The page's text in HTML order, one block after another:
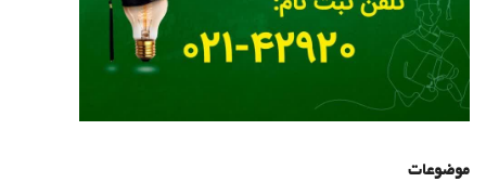
موضوعات